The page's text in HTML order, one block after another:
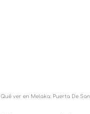
Qué ver en Melaka: Puerta De